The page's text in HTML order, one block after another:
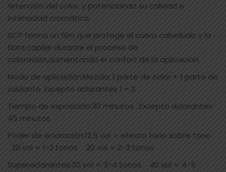
retención del color, y potenciando su calidad e
intensidad cromática.
SCP forma un film que protege el cuero cabelludo y la
fibra capilar durante el proceso de
coloración,aumentando el confort de la aplicación.
Modo de aplicación:Mezcla: 1 parte de color + 1 parte de
oxidante. Excepto aclarantes 1 + 2
Tiempo de exposición:30 minutos . Excepto aclarantes
45 minutos
Poder de aclaración:12,5 vol = efecto tono sobre tono
20 vol = 1-2 tonos 30 vol = 2-3 tonos
Superaclarantes:30 vol = 3-4 tonos 40 vol = 4-5